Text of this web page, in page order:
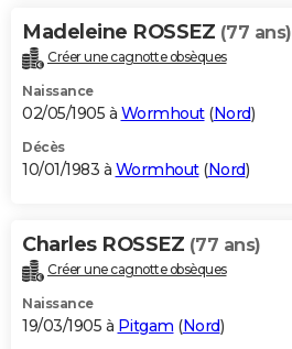
Madeleine ROSSEZ (77 ans)
Créer une cagnotte obsèques
Naissance
02/05/1905 à Wormhout(Nord)
Décès
10/01/1983 à Wormhout(Nord)
Charles ROSSEZ (77 ans)
Créer une cagnotte obsèques
Naissance
19/03/1905 à Pitgam (Nord)